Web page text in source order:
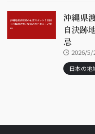
沖縄県
自決跡
忌
2026/5/
日本の地